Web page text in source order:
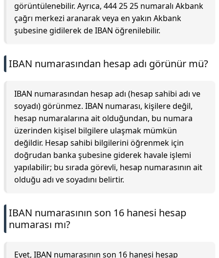
görüntülenebilir. Ayrıca, 444 25 25 numaralı Akbank
çağrı merkezi aranarak veya en yakın Akbank
şubesine gidilerek de IBAN öğrenilebilir.
IBAN numarasından hesap adı görünür mü?
IBAN numarasından hesap adı (hesap sahibi adı ve
soyadı) görünmez. IBAN numarası, kişilere değil,
hesap numaralarına ait olduğundan, bu numara
üzerinden kişisel bilgilere ulaşmak mümkün
değildir. Hesap sahibi bilgilerini öğrenmek için
doğrudan banka şubesine giderek havale işlemi
yapılabilir; bu sırada görevli, hesap numarasının ait
olduğu adı ve soyadını belirtir.
IBAN numarasının son 16 hanesi hesap
numarası mı?
Evet, IBAN numarasının son 16 hanesi hesap